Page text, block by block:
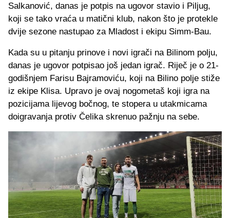
Salkanović, danas je potpis na ugovor stavio i Piljug,
koji se tako vraća u matični klub, nakon što je protekle
dvije sezone nastupao za Mladost i ekipu Simm-Bau.
Kada su u pitanju prinove i novi igrači na Bilinom polju,
danas je ugovor potpisao još jedan igrač. Riječ je o 21-
godišnjem Farisu Bajramoviću, koji na Bilino polje stiže
iz ekipe Klisa. Upravo je ovaj nogometaš koji igra na
pozicijama lijevog bočnog, te stopera u utakmicama
doigravanja protiv Čelika skrenuo pažnju na sebe.